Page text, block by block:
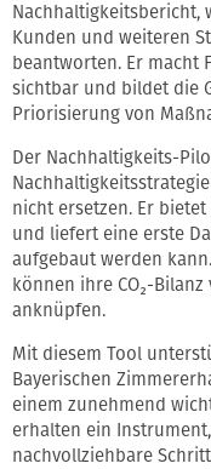
Nachhaltigkeitsbericht,
Kunden und weiteren
beantworten. Er macht
sichtbar und bildet die
Priorisierung von
Der Nachhaltigkeits-
nicht ersetzen. Er
und liefert eine erste
aufgebaut werden
können ihre CO₂-
anknüpfen.
Mit diesem Tool
Bayerischen
einem zunehmend
erhalten ein
nachvollziehbare